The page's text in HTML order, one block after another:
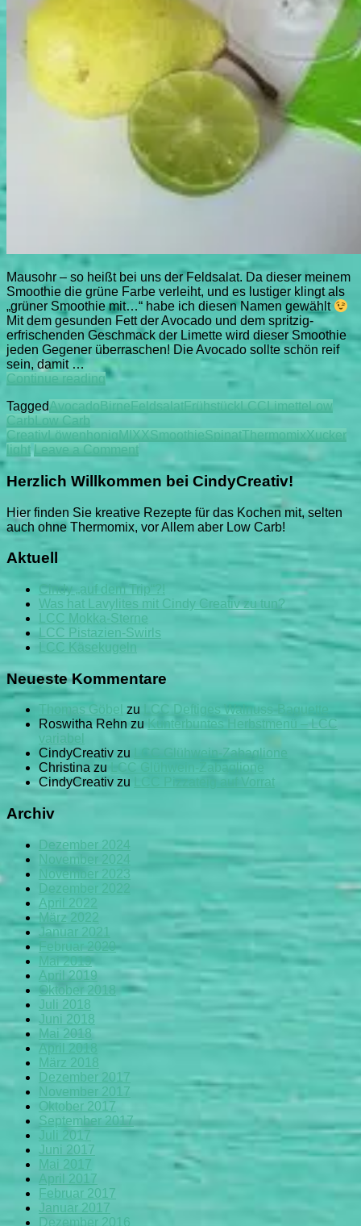
Mausohr – so heißt bei uns der Feldsalat. Da dieser meinem
Smoothie die grüne Farbe verleiht, und es lustiger klingt als
„grüner Smoothie mit…“ habe ich diesen Namen gewählt
Mit dem gesunden Fett der Avocado und dem spritzig-
erfrischenden Geschmack der Limette wird dieser Smoothie
jeden Gegener überraschen! Die Avocado sollte schön reif
sein, damit …
Continue readingLCC
Avocado-
TaggedAvocadoBirneFeldsalatFrühstückLCCLimetteLow
CarbLow Carb
CreativLöwenhonigMIXXSmoothieSpinatThermomixXucker
light Leave a Commenton
Mausohr-
Smoothie
Herzlich Willkommen bei CindyCreativ!
Hier finden Sie kreative Rezepte für das Kochen mit, selten
auch ohne Thermomix, vor Allem aber Low Carb!
Aktuell
Cindy „auf dem Trip“?!
Was hat Lavylites mit Cindy Creativ zu tun?
LCC Mokka-Sterne
LCC Pistazien-Swirls
LCC Käsekugeln
Neueste Kommentare
Thomas Göbel zu
LCC Deftiges Walnuss-Baguette
Roswitha Rehn zu Kunterbuntes Herbstmenü – LCC
variabel
CindyCreativ zu
LCC Glühwein-Zabaglione
Christina zu
LCC Glühwein-Zabaglione
CindyCreativ zu LCC Pizzateig auf Vorrat
Archiv
Dezember 2024
November 2024
November 2023
Dezember 2022
April 2022
März 2022
Januar 2021
Februar 2020
Mai 2019
April 2019
Oktober 2018
Juli 2018
Juni 2018
Mai 2018
April 2018
März 2018
Dezember 2017
November 2017
Oktober 2017
September 2017
Juli 2017
Juni 2017
Mai 2017
April 2017
Februar 2017
Januar 2017
Dezember 2016